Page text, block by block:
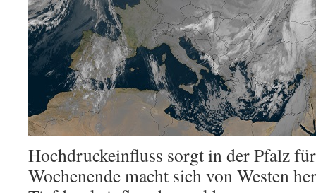
Hochdruckeinfluss sorgt in der Pfalz
Wochenende macht sich von Westen